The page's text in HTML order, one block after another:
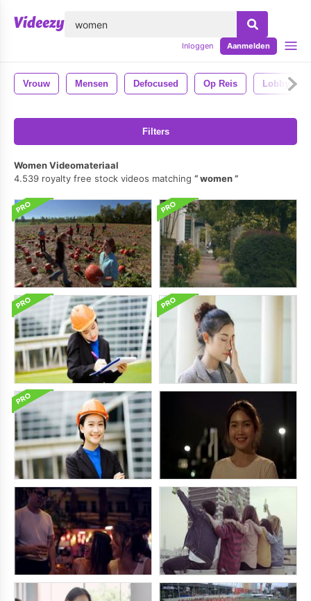
Inloggen Aanmelden
Vrouw Mensen Defocused Op Reis Lobby
Filters
Women Videomateriaal
4.539 royalty free stock videos matching
women